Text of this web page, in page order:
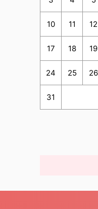
10 11 12
17 18 19
24 25 26
31